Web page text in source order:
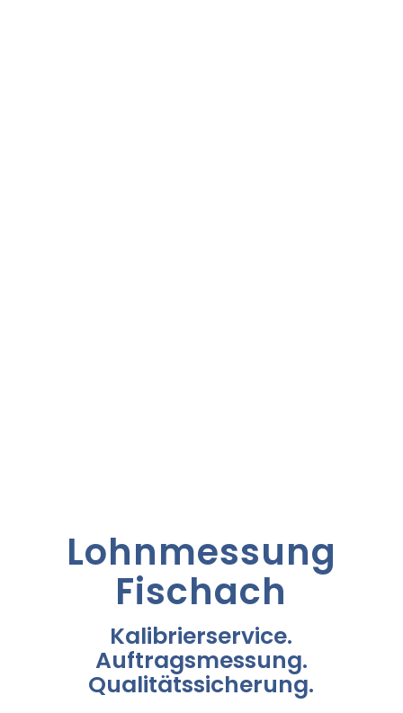
Lohnmessung
Fischach
Kalibrierservice.
Auftragsmessung.
Qualitätssicherung.